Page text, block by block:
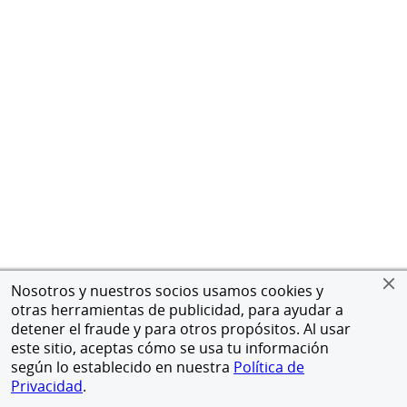
Nosotros y nuestros socios usamos cookies y
otras herramientas de publicidad, para ayudar a
detener el fraude y para otros propósitos. Al usar
este sitio, aceptas cómo se usa tu información
según lo establecido en nuestra Política de
Privacidad.